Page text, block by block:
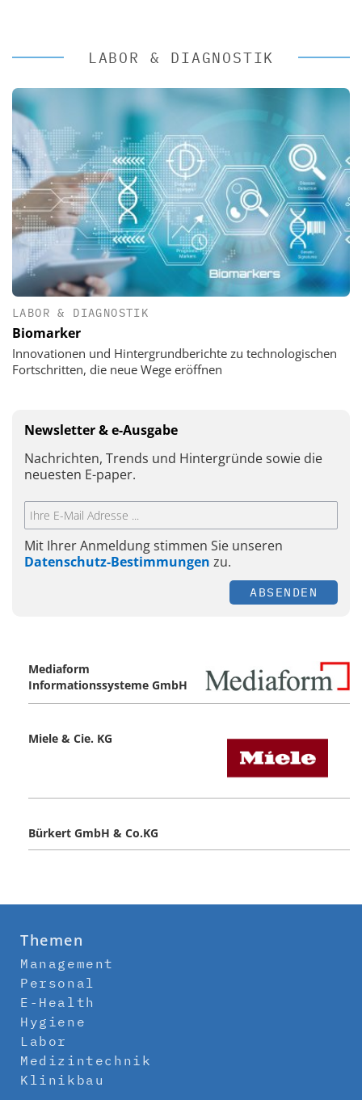
LABOR & DIAGNOSTIK
LABOR & DIAGNOSTIK
Biomarker
Innovationen und Hintergrundberichte zu technologischen
Fortschritten, die neue Wege eröffnen
Newsletter & e-Ausgabe
Nachrichten, Trends und Hintergründe sowie die
neuesten E-paper.
Mit Ihrer Anmeldung stimmen Sie unseren
Datenschutz-Bestimmungen zu.
ABSENDEN
Mediaform
Informationssysteme GmbH
Miele & Cie. KG
Bürkert GmbH & Co.KG
Themen
Management
Personal
E-Health
Hygiene
Labor
Medizintechnik
Klinikbau